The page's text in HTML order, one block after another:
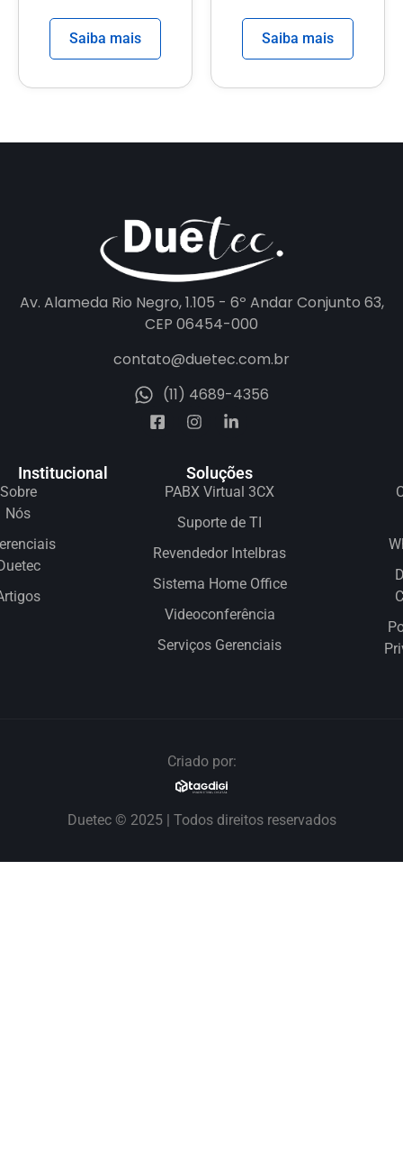
Saiba mais Saiba mais
Av. Alameda Rio Negro, 1.105 - 6º Andar Conjunto 63,
CEP 06454-000
contato@duetec.com.br
(11) 4689-4356
Institucional
Sobre
Nós
Soluções
PABX Virtual 3CX
Suporte de TI
Revendedor Intelbras
Sistema Home Office
Videoconferência
Serviços Gerenciais
Criado por:
Duetec © 2025 | Todos direitos reservados